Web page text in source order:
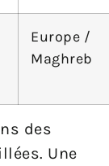
Europe /
Maghreb
des
Une